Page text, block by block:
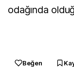
odağında
Beğen